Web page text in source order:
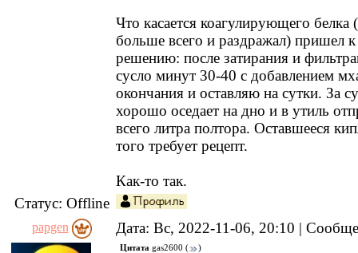
Что касается коагулирующего белка
больше всего и раздражал) пришел
решению: после затирания и
сусло минут 30-40 с добавлением
окончания и оставляю на сутки. За
хорошо оседает на дно и в утиль
всего литра полтора. Оставшееся
того требует рецепт.
Как-то так.
Статус: Offline
papgen Дата: Вс, 2022-11-06, 20:10 |
Цитата gas2600 ( )